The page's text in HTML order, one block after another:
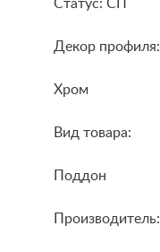
Статус: СП
Декор профиля:
Хром
Вид товара:
Поддон
Производитель: